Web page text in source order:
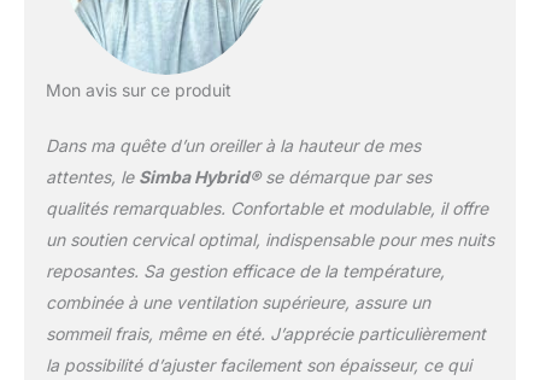
la bonne hauteur et
ajuster l'oreiller pour
êtes correctement
positionné pour le
sommeil, votre cou et
votre tête doivent être
alignés avec votre
colonne vertébrale. Pas
d’éternuements : il est
fabriqué à partir de
Mon avis sur ce produit
Dans ma quête d’un oreiller à la hauteur de mes
attentes, le Simba Hybrid®se démarque par ses
qualités remarquables. Confortable et modulable, il offre
un soutien cervical optimal, indispensable pour mes nuits
reposantes. Sa gestion efficace de la température,
combinée à une ventilation supérieure, assure un
sommeil frais, même en été. J’apprécie particulièrement
la possibilité d’ajuster facilement son épaisseur, ce qui